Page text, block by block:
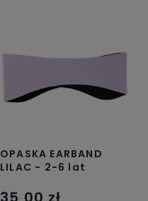
OPASKA EARBAND
LILAC - 2-6 lat